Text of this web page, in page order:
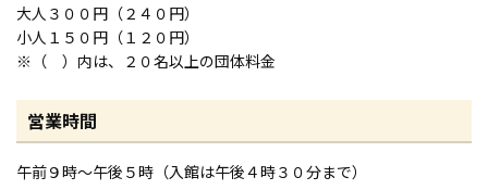
大人３００円（２４０円）
小人１５０円（１２０円）
※（ ）内は、２０名以上の団体料金
営業時間
午前９時～午後５時（入館は午後４時３０分まで）